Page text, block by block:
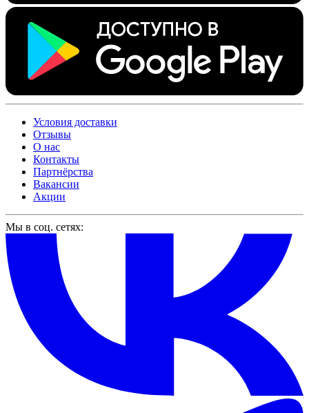
Условия доставки
Отзывы
О нас
Контакты
Партнёрства
Вакансии
Акции
Мы в соц. сетях: